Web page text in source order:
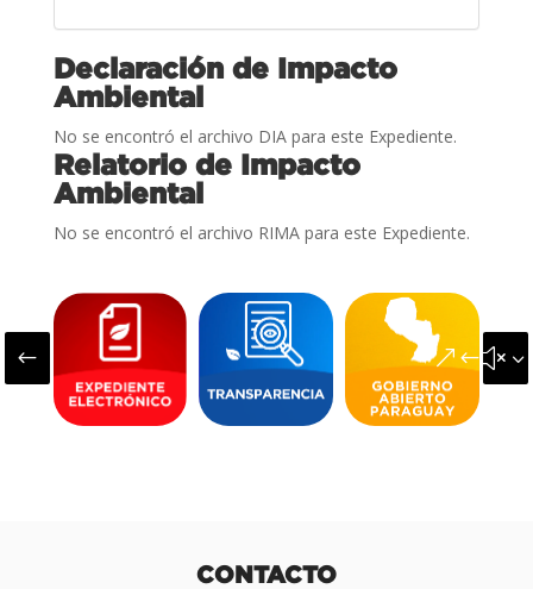
Declaración de Impacto
Ambiental
No se encontró el archivo DIA para este Expediente.
Relatorio de Impacto
Ambiental
No se encontró el archivo RIMA para este Expediente.
#
CONTACTO